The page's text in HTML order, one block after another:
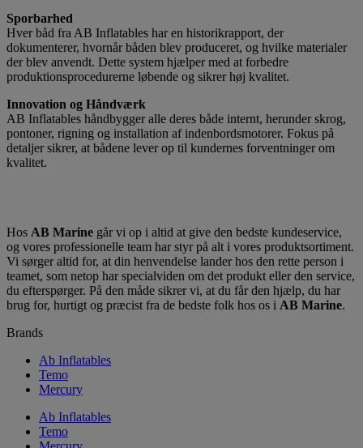
Sporbarhed
Hver båd fra AB Inflatables har en historikrapport, der
dokumenterer, hvornår båden blev produceret, og hvilke materialer
der blev anvendt. Dette system hjælper med at forbedre
produktionsprocedurerne løbende og sikrer høj kvalitet.
Innovation og Håndværk
AB Inflatables håndbygger alle deres både internt, herunder skrog,
pontoner, rigning og installation af indenbordsmotorer. Fokus på
detaljer sikrer, at bådene lever op til kundernes forventninger om
kvalitet.
Hos AB Marine går vi op i altid at give den bedste kundeservice,
og vores professionelle team har styr på alt i vores produktsortiment.
Vi sørger altid for, at din henvendelse lander hos den rette person i
teamet, som netop har specialviden om det produkt eller den service,
du efterspørger. På den måde sikrer vi, at du får den hjælp, du har
brug for, hurtigt og præcist fra de bedste folk hos os i AB Marine.
Brands
Ab Inflatables
Temo
Mercury
Ab Inflatables
Temo